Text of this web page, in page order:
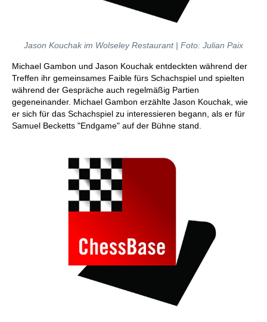
Jason Kouchak im Wolseley Restaurant | Foto: Julian Paix
Michael Gambon und Jason Kouchak entdeckten während der
Treffen ihr gemeinsames Faible fürs Schachspiel und spielten
während der Gespräche auch regelmäßig Partien
gegeneinander. Michael Gambon erzählte Jason Kouchak, wie
er sich für das Schachspiel zu interessieren begann, als er für
Samuel Becketts "Endgame" auf der Bühne stand.